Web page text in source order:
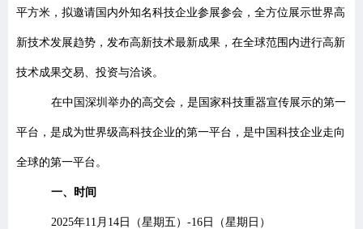
平方米，拟邀请国内外知名科技企业参展参会，全方位展示世界高
新技术发展趋势，发布高新技术最新成果，在全球范围内进行高新
技术成果交易、投资与洽谈。
在中国深圳举办的高交会，是国家科技重器宣传展示的第一
平台，是成为世界级高科技企业的第一平台，是中国科技企业走向
全球的第一平台。
一、 时间
2025年11月14日（星期五）-16日（星期日）